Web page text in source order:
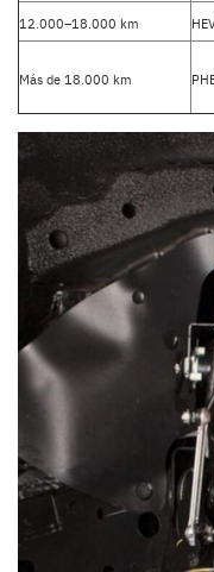
12.000–18.000 km
Más de 18.000 km